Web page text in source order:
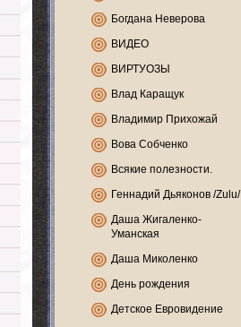
Богдана Неверова
ВИДЕО
ВИРТУОЗЫ
Влад Каращук
Владимир Прихожай
Вова Собченко
Всякие полезности.
Геннадий Дьяконов /Zulu/
Даша Жигаленко-
Уманская
Даша Миколенко
День рождения
Детское Евровидение